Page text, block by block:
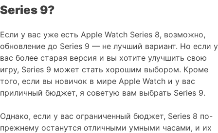
Series 9?
Если у вас уже есть Apple Watch Series 8, возможно,
обновление до Series 9 — не лучший вариант. Но если у
вас более старая версия и вы хотите улучшить свою
игру, Series 9 может стать хорошим выбором. Кроме
того, если вы новичок в мире Apple Watch и у вас
приличный бюджет, я советую вам выбрать Series 9.
Однако, если у вас ограниченный бюджет, Series 8 по-
прежнему останутся отличными умными часами, и их